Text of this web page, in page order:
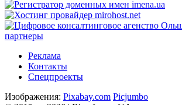
Реклама
Контакты
Спецпроекты
Изображения: Pixabay.com Picjumbo